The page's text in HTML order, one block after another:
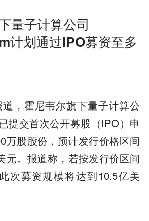
量子计算公司
计划通过IPO募资至多
，霍尼韦尔旗下量子计算公
提交首次公开募股（IPO）申
万股股份，预计发行价格区间
元。报道称，若按发行价区间
次募资规模将达到10.5亿美